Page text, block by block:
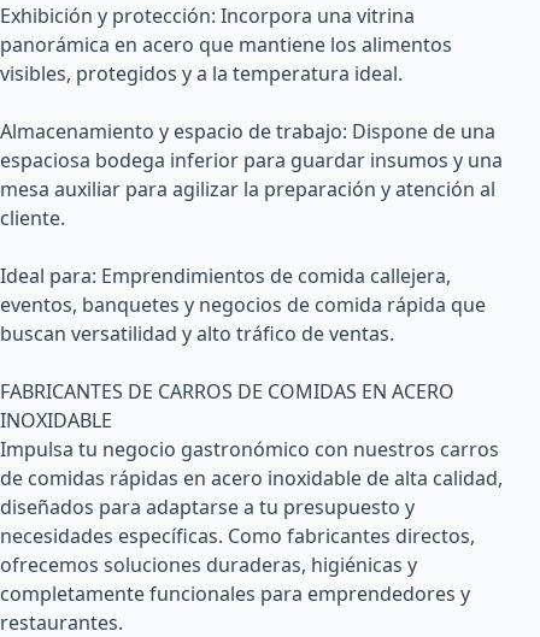
Exhibición y protección: Incorpora una vitrina
panorámica en acero que mantiene los alimentos
visibles, protegidos y a la temperatura ideal.
Almacenamiento y espacio de trabajo: Dispone de una
espaciosa bodega inferior para guardar insumos y una
mesa auxiliar para agilizar la preparación y atención al
cliente.
Ideal para: Emprendimientos de comida callejera,
eventos, banquetes y negocios de comida rápida que
buscan versatilidad y alto tráfico de ventas.
FABRICANTES DE CARROS DE COMIDAS EN ACERO
INOXIDABLE
Impulsa tu negocio gastronómico con nuestros carros
de comidas rápidas en acero inoxidable de alta calidad,
diseñados para adaptarse a tu presupuesto y
necesidades específicas. Como fabricantes directos,
ofrecemos soluciones duraderas, higiénicas y
completamente funcionales para emprendedores y
restaurantes.